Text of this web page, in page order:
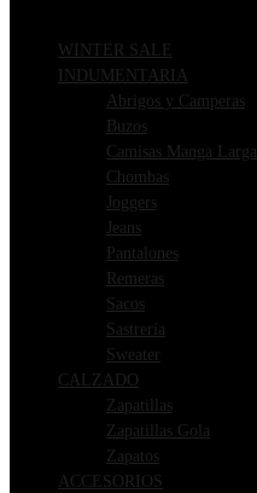
WINTER SALE
INDUMENTARIA
Abrigos y Camperas
Buzos
Camisas Manga Larga
Chombas
Joggers
Jeans
Pantalones
Remeras
Sacos
Sastrería
Sweater
CALZADO
Zapatillas
Zapatillas Gola
Zapatos
ACCESORIOS